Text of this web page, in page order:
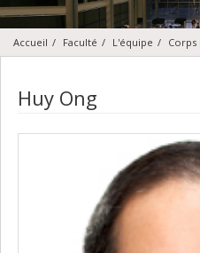
Accueil Faculté L'équipe
Huy Ong